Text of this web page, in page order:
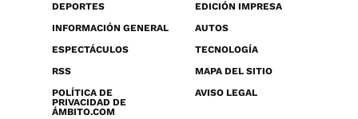
DEPORTES
EDICIÓN IMPRESA
INFORMACIÓN GENERAL
AUTOS
ESPECTÁCULOS
TECNOLOGÍA
RSS
MAPA DEL SITIO
POLÍTICA DE
PRIVACIDAD DE
ÁMBITO.COM
AVISO LEGAL